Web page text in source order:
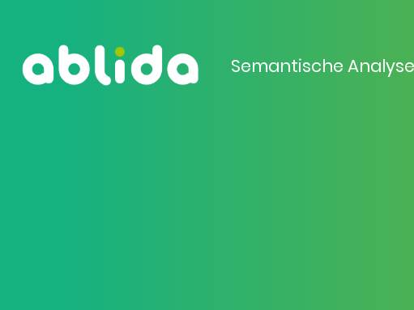
Semantische